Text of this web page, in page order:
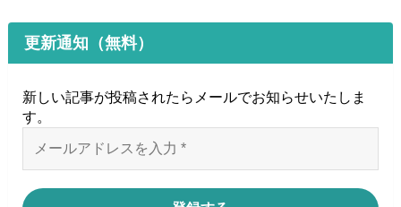
更新通知（無料）
新しい記事が投稿されたらメールでお知らせいたしま
す。